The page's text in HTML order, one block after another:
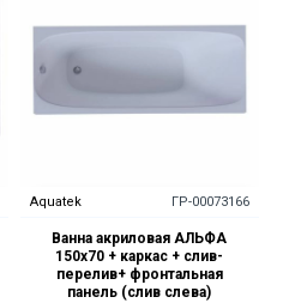
Aquatek ГР-00073166
Ванна акриловая АЛЬФА
150х70 + каркас + слив-
перелив+ фронтальная
панель (слив слева)